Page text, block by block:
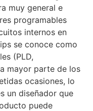
muy general e
programables
internos en
se conoce como
(PLD,
mayor parte de los
ocasiones, lo
un diseñador que
puede